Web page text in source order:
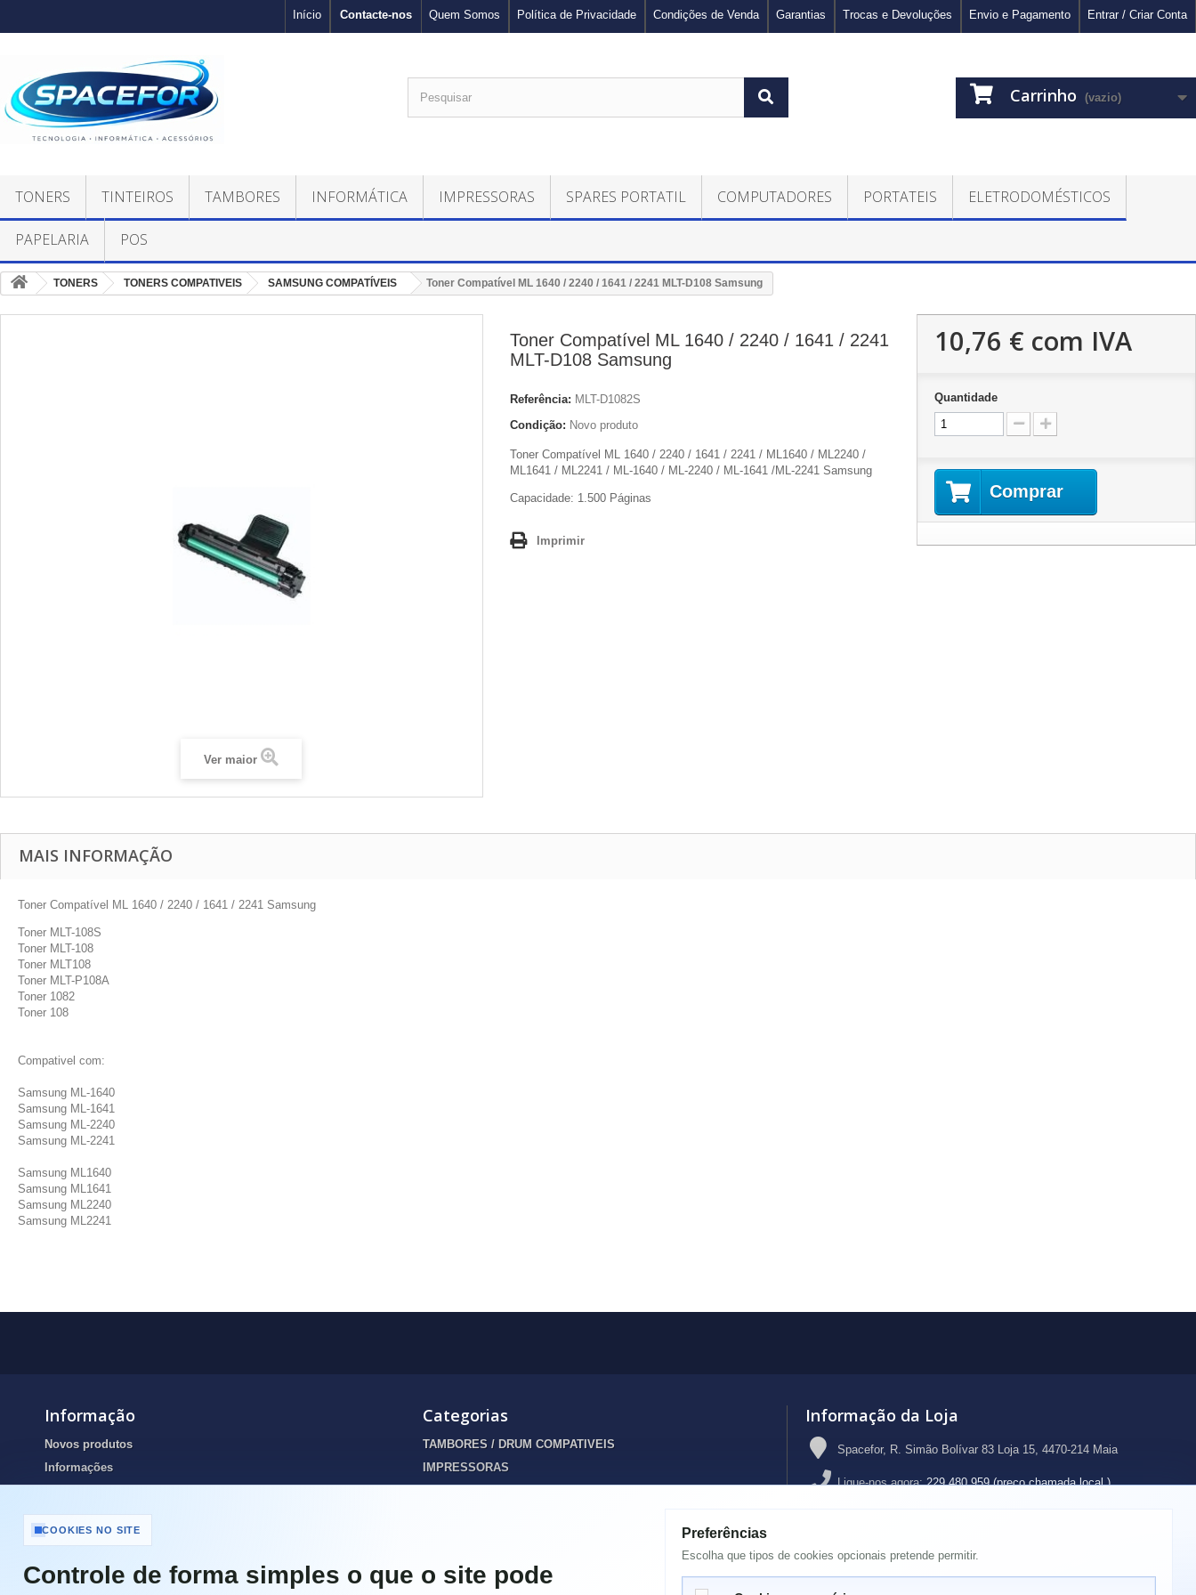
Entrar / Criar Conta
Envio e Pagamento
Trocas e Devoluções
Garantias
Condições de Venda
Política de Privacidade
Quem Somos
Contacte-nos
Início
Carrinho (vazio)
TONERS TINTEIROS TAMBORES INFORMÁTICA IMPRESSORAS SPARES PORTATIL COMPUTADORES PORTATEIS ELETRODOMÉSTICOS
PAPELARIA POS
TONERS TONERS COMPATIVEIS SAMSUNG COMPATÍVEIS Toner Compatível ML 1640 / 2240 / 1641 / 2241 MLT-D108 Samsung
Ver maior
Toner Compatível ML 1640 / 2240 / 1641 / 2241
MLT-D108 Samsung
Referência: MLT-D1082S
Condição: Novo produto
Toner Compatível ML 1640 / 2240 / 1641 / 2241 / ML1640 / ML2240 /
ML1641 / ML2241 / ML-1640 / ML-2240 / ML-1641 /ML-2241 Samsung
Capacidade: 1.500 Páginas
Imprimir
10,76 € com IVA
Quantidade
Comprar
MAIS INFORMAÇÃO
Toner Compatível ML 1640 / 2240 / 1641 / 2241 Samsung
Toner MLT-108S
Toner MLT-108
Toner MLT108
Toner MLT-P108A
Toner 1082
Toner 108
Compativel com:
Samsung ML-1640
Samsung ML-1641
Samsung ML-2240
Samsung ML-2241
Samsung ML1640
Samsung ML1641
Samsung ML2240
Samsung ML2241
Informação
Novos produtos
Informações
Portes de envio
Resolução de Litígios Online
Termos e condições
Portes de Envio e pagamento
Categorias
TAMBORES / DRUM COMPATIVEIS
IMPRESSORAS
INFORMATICA
ENERGIA
Informação da Loja
Spacefor, R. Simão Bolívar 83 Loja 15, 4470-214 Maia
Ligue-nos agora:229 480 959 (preço chamada local )
COOKIES NO SITE
Controle de forma simples o que o site pode
Preferências
Escolha que tipos de cookies opcionais pretende permitir.